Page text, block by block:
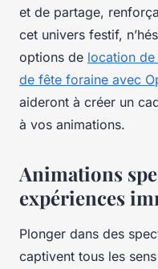
et de partage,
cet univers festif,
options de location
de fête foraine avec
aideront à créer un
à vos animations.
Animations
expériences
Plonger dans des
captivent tous les